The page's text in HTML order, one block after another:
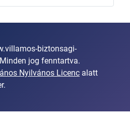
biztonsagi-
jog fenntartva.
Nyilvános Licenc alatt